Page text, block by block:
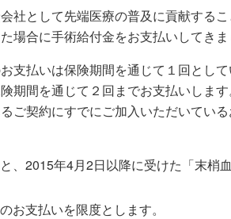
生命保険の基礎知識
き​
るお手続き
・生活サポートサービス
ス​
に支払う手数料体系につい
社として先端医療の普及に貢献する
合に手術給付金をお支払いしてきま
支払いは保険期間を通じて１回とし
間を通じて２回までお支払いします
ご契約にすでにご加入いただいてい
、2015年4月2日以降に受けた「末梢
お支払いを限度とします。